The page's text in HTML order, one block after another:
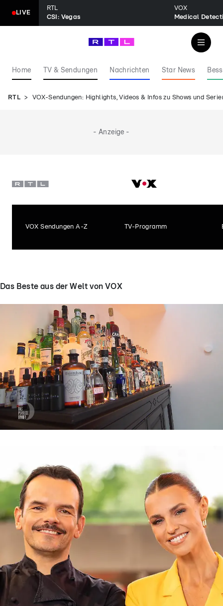
LIVE
RTL
CSI: Vegas
VOX
Home TV & Sendungen Nachrichten Star News
RTL VOX-Sendungen: Highlights, Videos & Infos zu Shows und
- Anzeige -
VOX Sendungen A-Z TV-Programm
Das Beste aus der Welt von VOX
Alkoholrekord? Frederiks
Flaschensammlung stiehlt dem Menü die
Show